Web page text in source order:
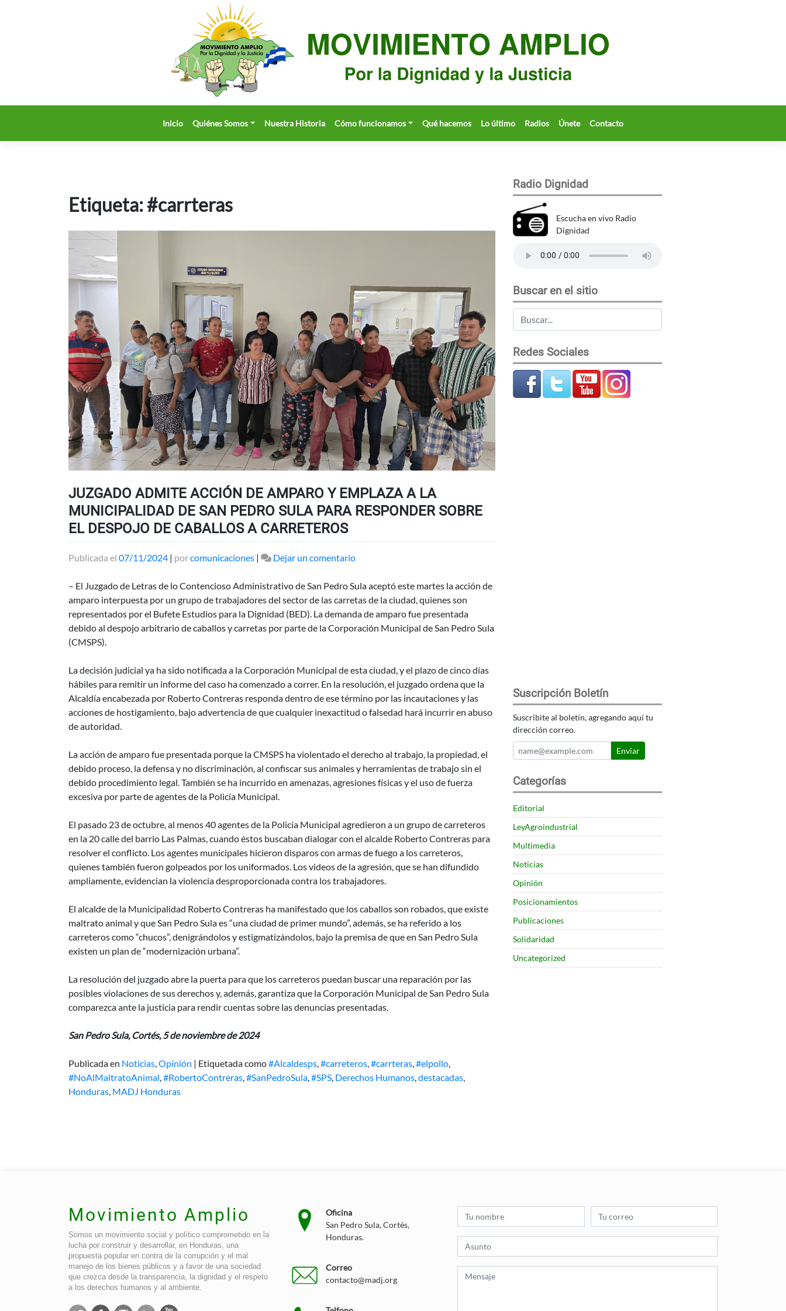
Inicio Quiénes Somos Nuestra Historia Cómo funcionamos Qué hacemos Lo último Radios Únete Contacto
Etiqueta:#carrteras
JUZGADO ADMITE ACCIÓN DE AMPARO Y EMPLAZA A LA
MUNICIPALIDAD DE SAN PEDRO SULA PARA RESPONDER SOBRE
EL DESPOJO DE CABALLOS A CARRETEROS
Publicada el 07/11/2024 | porcomunicaciones | Dejar un comentarioen
ADMITE
ACCIÓN
DE
AMPARO
A
LA
MUNICIPALIDAD
DE
SULA
PARA
RESPONDER
DESPOJO
DE
CABALLOS
A
CARRETEROS
– El Juzgado de Letras de lo Contencioso Administrativo de San Pedro Sula aceptó este martes la acción de
amparo interpuesta por un grupo de trabajadores del sector de las carretas de la ciudad, quienes son
representados por el Bufete Estudios para la Dignidad (BED). La demanda de amparo fue presentada
debido al despojo arbitrario de caballos y carretas por parte de la Corporación Municipal de San Pedro Sula
(CMSPS).
La decisión judicial ya ha sido notificada a la Corporación Municipal de esta ciudad, y el plazo de cinco días
hábiles para remitir un informe del caso ha comenzado a correr. En la resolución, el juzgado ordena que la
Alcaldía encabezada por Roberto Contreras responda dentro de ese término por las incautaciones y las
acciones de hostigamiento, bajo advertencia de que cualquier inexactitud o falsedad hará incurrir en abuso
de autoridad.
La acción de amparo fue presentada porque la CMSPS ha violentado el derecho al trabajo, la propiedad, el
debido proceso, la defensa y no discriminación, al confiscar sus animales y herramientas de trabajo sin el
debido procedimiento legal. También se ha incurrido en amenazas, agresiones físicas y el uso de fuerza
excesiva por parte de agentes de la Policía Municipal.
El pasado 23 de octubre, al menos 40 agentes de la Policía Municipal agredieron a un grupo de carreteros
en la 20 calle del barrio Las Palmas, cuando éstos buscaban dialogar con el alcalde Roberto Contreras para
resolver el conflicto. Los agentes municipales hicieron disparos con armas de fuego a los carreteros,
quienes también fueron golpeados por los uniformados. Los videos de la agresión, que se han difundido
ampliamente, evidencian la violencia desproporcionada contra los trabajadores.
El alcalde de la Municipalidad Roberto Contreras ha manifestado que los caballos son robados, que existe
maltrato animal y que San Pedro Sula es “una ciudad de primer mundo”, además, se ha referido a los
carreteros como “chucos”, denigrándolos y estigmatizándolos, bajo la premisa de que en San Pedro Sula
existen un plan de “modernización urbana”.
La resolución del juzgado abre la puerta para que los carreteros puedan buscar una reparación por las
posibles violaciones de sus derechos y, además, garantiza que la Corporación Municipal de San Pedro Sula
comparezca ante la justicia para rendir cuentas sobre las denuncias presentadas.
San Pedro Sula, Cortés, 5 de noviembre de 2024
Publicada en Noticias,Opinión | Etiquetada como#Alcaldesps,#carreteros,#carrteras,#elpollo,
#NoAlMaltratoAnimal,#RobertoContreras,#SanPedroSula,#SPS, Derechos Humanos,destacadas,
Honduras, MADJ Honduras
Radio Dignidad
Escucha en vivo Radio
Dignidad
Buscar en el sitio
Redes Sociales
Suscripción Boletín
Suscribite al boletín, agregando aquí tu
dirección correo.
Enviar
Categorías
Editorial
LeyAgroindustrial
Multimedia
Noticias
Opinión
Posicionamientos
Publicaciones
Solidaridad
Uncategorized
Movimiento Amplio
Somos un movimiento social y político comprometido en la
lucha por construir y desarrollar, en Honduras, una
propuesta popular en contra de la corrupción y el mal
manejo de los bienes públicos y a favor de una sociedad
que crezca desde la transparencia, la dignidad y el respeto
a los derechos humanos y al ambiente.
Oficina
San Pedro Sula, Cortés,
Honduras.
Correo
contacto@madj.org